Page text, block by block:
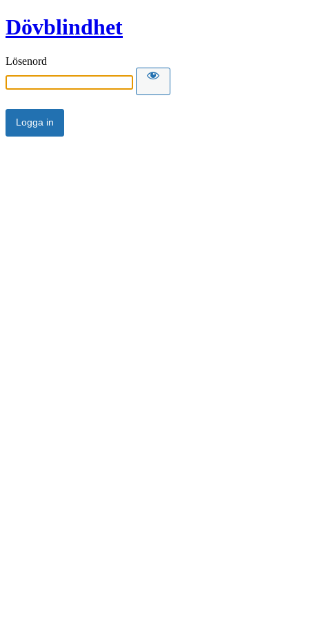
Dövblindhet
Lösenord